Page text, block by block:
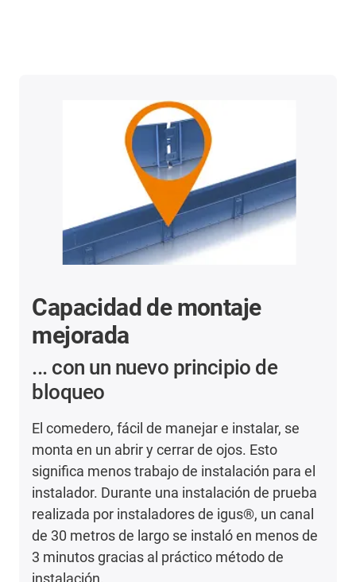
Capacidad de montaje
mejorada
... con un nuevo principio de
bloqueo
El comedero, fácil de manejar e instalar, se
monta en un abrir y cerrar de ojos. Esto
significa menos trabajo de instalación para el
instalador. Durante una instalación de prueba
realizada por instaladores de igus®, un canal
de 30 metros de largo se instaló en menos de
3 minutos gracias al práctico método de
instalación.